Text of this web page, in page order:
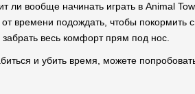
ли вообще начинать играть в Animal
времени подождать, чтобы покормить
весь комфорт прям под нос.
и убить время, можете